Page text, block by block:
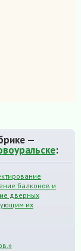
—
:
балконов и
дверных
их